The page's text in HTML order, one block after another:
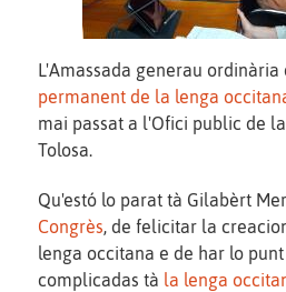
L'Amassada generau ordinària
permanent de la lenga
mai passat a l'Ofici public de
Tolosa.
Qu'estó lo parat tà Gilabèrt
Congrès , de felicitar la
lenga occitana e de har lo
complicadas tà la lenga